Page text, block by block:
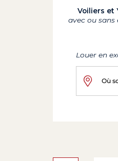
Voiliers et
avec ou sans
Louer en